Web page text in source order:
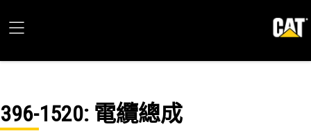
396-1520: 電纜總成